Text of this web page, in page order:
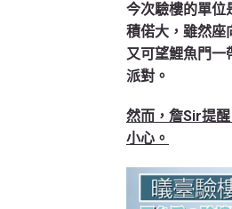
今次驗樓的單位
積偌大，雖然座
又可望鯉魚門一
派對。
然而，詹Sir提
小心。